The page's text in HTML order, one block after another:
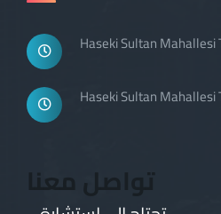
Haseki Sultan
Haseki Sultan
تواصل معنا